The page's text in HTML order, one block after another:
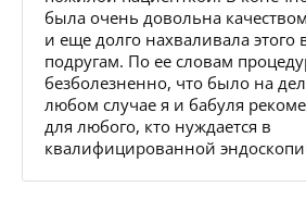
была очень довольна
и еще долго нахваливала этого
подругам. По ее словам
безболезненно, что было на
любом случае я и бабуля
для любого, кто нуждается в
квалифицированной